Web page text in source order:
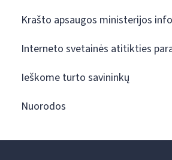
Krašto apsaugos ministerijos
Interneto svetainės atitikties
Ieškome turto savininkų
Nuorodos